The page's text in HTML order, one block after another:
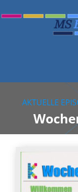
AKTUELLE